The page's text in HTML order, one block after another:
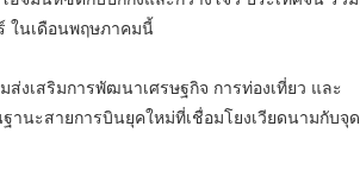
ในเดือนพฤษภาคมนี้
ส่งเสริมการพัฒนาเศรษฐกิจ การท่องเที่ยว และ
นะสายการบินยุคใหม่ที่เชื่อมโยงเวียดนามกับจุด